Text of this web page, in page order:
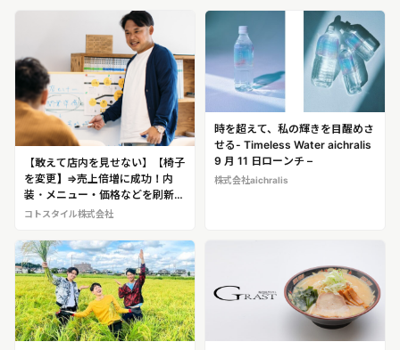
【敢えて店内を見せない】【椅子
を変更】⇒売上倍増に成功！内
装・メニュー・価格などを刷新
し、売上をV字回復！立て直しの
（あなざわ・ろっぺい）＜コトス
タイル株式会社 代表取締役＞※穴
澤氏へのインタビュー取材が可能
です！
コトスタイル株式会社
時を超えて、私の輝きを目醒めさ
せる- Timeless Water aichralis
9 月 11 日ローンチ –
株式会社aichralis